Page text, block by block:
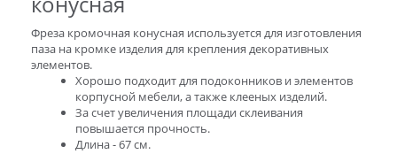
Фреза кромочная конусная используется для изготовления
паза на кромке изделия для крепления декоративных
элементов.
Хорошо подходит для подоконников и элементов
корпусной мебели, а также клееных изделий.
За счет увеличения площади склеивания
повышается прочность.
Длина - 67 см.